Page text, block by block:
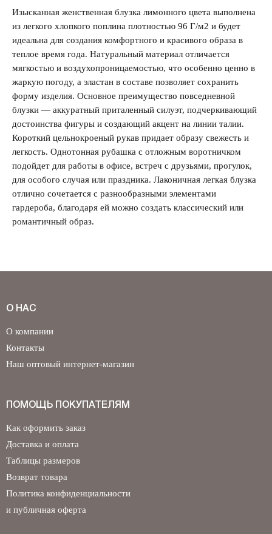
Запомнить меня на этом компьютере
Забыли свой пароль?
Изысканная женственная блузка лимонного цвета выполнена
из легкого хлопкого поплина плотностью 96 Г/м2 и будет
идеальна для создания комфортного и красивого образа в
теплое время года. Натуральный материал отличается
мягкостью и воздухопроницаемостью, что особенно ценно в
жаркую погоду, а эластан в составе позволяет сохранить
форму изделия. Основное преимущество повседневной
блузки — аккуратный приталенный силуэт, подчеркивающий
достоинства фигуры и создающий акцент на линии талии.
Короткий цельнокроеный рукав придает образу свежесть и
легкость. Однотонная рубашка с отложным воротничком
подойдет для работы в офисе, встреч с друзьями, прогулок,
для особого случая или праздника. Лаконичная легкая блузка
отлично сочетается с разнообразными элементами
гардероба, благодаря ей можно создать классический или
романтичный образ.
О НАС
О компании
Контакты
Наш оптовый интернет-магазин
ПОМОЩЬ ПОКУПАТЕЛЯМ
Как оформить заказ
Доставка и оплата
Таблицы размеров
Возврат товара
Политика конфиденциальности
и публичная оферта